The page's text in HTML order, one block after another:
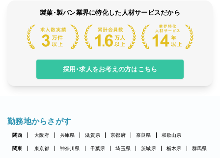
製菓・製パン業界に特化した人材サービスだから
採用・求人をお考えの方はこちら
勤務地からさがす
関西 大阪府 兵庫県 滋賀県 京都府 奈良県 和歌山県
関東 東京都 神奈川県 千葉県 埼玉県 茨城県 栃木県 群馬県